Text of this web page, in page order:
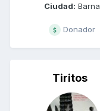
Ciudad: Barna
Donador
Tiritos